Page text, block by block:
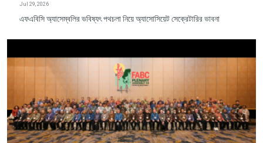
Jul 29, 2026
এফএবিসি অ্যাসেম্বলির ভবিষ্যৎ পথচলা নিয়ে অ্যাসোসিয়েট সেক্রেটারির ভাবনা